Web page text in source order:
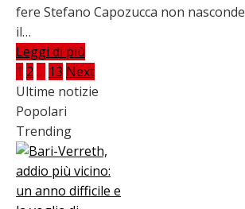
fere Stefano Capozucca non nasconde
il…
Leggi di più
Paginazione
degli
articoli
1 2 … 13 Next
Ultime notizie
Popolari
Trending